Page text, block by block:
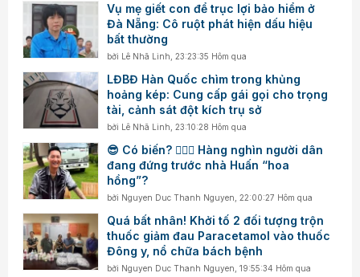
Vụ mẹ giết con để trục lợi bảo hiểm ở
Đà Nẵng: Cô ruột phát hiện dấu hiệu
bất thường
bởi Lê Nhã Linh ,23:23:35 Hôm qua
LĐBĐ Hàn Quốc chìm trong khủng
hoảng kép: Cung cấp gái gọi cho trọng
tài, cảnh sát đột kích trụ sở
bởi Lê Nhã Linh ,23:10:28 Hôm qua
😎 Có biến? 👮🏻‍♂️ Hàng nghìn người dân
đang đứng trước nhà Huấn “hoa
hồng”?
bởi Nguyen Duc Thanh Nguyen ,22:00:27 Hôm qua
Quá bất nhân! Khởi tố 2 đối tượng trộn
thuốc giảm đau Paracetamol vào thuốc
Đông y, nổ chữa bách bệnh
bởi Nguyen Duc Thanh Nguyen ,19:55:34 Hôm qua